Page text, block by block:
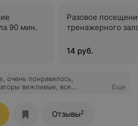
90 мин.
Разовое
тренажерного
14 руб.
очень понравилось,
вежливые, все
Еще
Отзывы2